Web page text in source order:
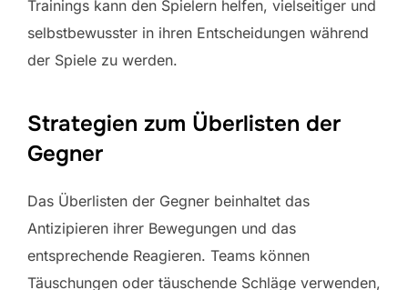
Trainings kann den Spielern helfen, vielseitiger und
selbstbewusster in ihren Entscheidungen während
der Spiele zu werden.
Strategien zum Überlisten der
Gegner
Das Überlisten der Gegner beinhaltet das
Antizipieren ihrer Bewegungen und das
entsprechende Reagieren. Teams können
Täuschungen oder täuschende Schläge verwenden,